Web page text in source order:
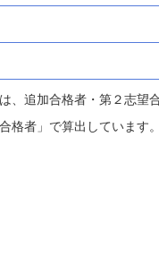
追加合格者・第２志望
格者」で算出しています